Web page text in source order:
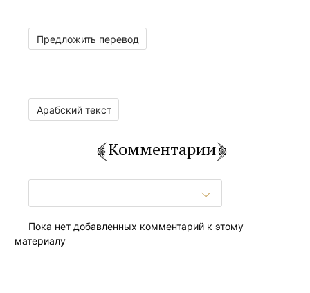
Предложить перевод
Арабский текст
Комментарии
Пока нет добавленных комментарий к этому
материалу